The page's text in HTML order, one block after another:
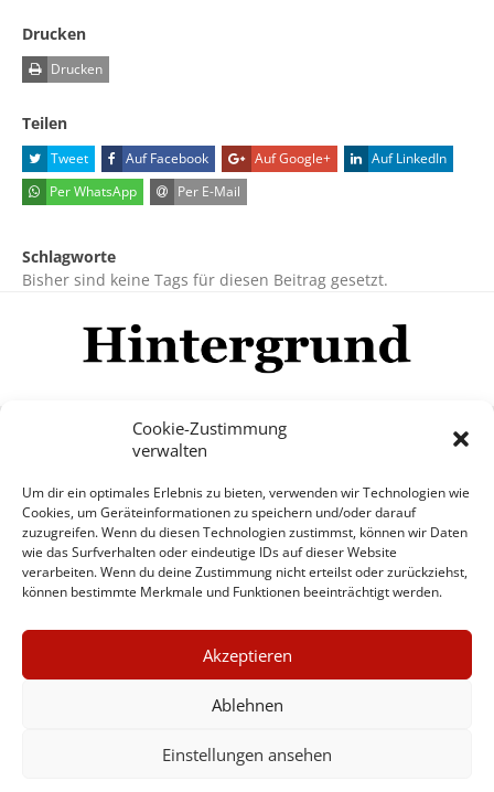
Cookie-Zustimmung
verwalten
Um dir ein optimales Erlebnis zu bieten, verwenden wir Technologien wie
Cookies, um Geräteinformationen zu speichern und/oder darauf
zuzugreifen. Wenn du diesen Technologien zustimmst, können wir Daten
wie das Surfverhalten oder eindeutige IDs auf dieser Website
verarbeiten. Wenn du deine Zustimmung nicht erteilst oder zurückziehst,
können bestimmte Merkmale und Funktionen beeinträchtigt werden.
Akzeptieren
Ablehnen
Einstellungen ansehen
Drucken
Drucken
Teilen
Tweet Auf Facebook Auf Google+
Auf LinkedIn
Per WhatsApp
Per E-Mail
Schlagworte
Bisher sind keine Tags für diesen Beitrag gesetzt.
Mehr
© Copyright Hintergrund.de, 2015 - 2026
Zum Newsletter jetzt kostenlos
anmelden
erscheint ca. alle 4 Wochen
×